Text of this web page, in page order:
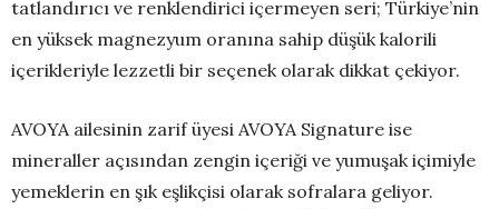
tatlandırıcı ve renklendirici içermeyen seri; Türkiye’nin
en yüksek magnezyum oranına sahip düşük kalorili
içerikleriyle lezzetli bir seçenek olarak dikkat çekiyor.
AVOYA ailesinin zarif üyesi AVOYA Signature ise
mineraller açısından zengin içeriği ve yumuşak içimiyle
yemeklerin en şık eşlikçisi olarak sofralara geliyor.